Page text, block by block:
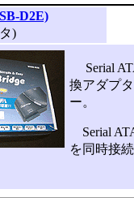
D2E)
)
Serial
換アダプ
ー。
Serial
を同時接